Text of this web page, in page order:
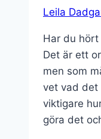
Leila
Har du
Det är ett
men som
vet vad det
viktigare
göra det